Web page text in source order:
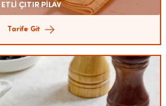
ETLİ ÇITIR PİLAV
Tarife Git